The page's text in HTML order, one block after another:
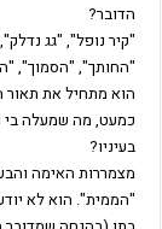
הדובר?
"קיר נופל", "גג
"החותך", "הסמוך",
הוא מתחיל את תאור
כמעט, מה שמעלה בי
בעיניו?
מצמררות האימה
"הממית". הוא לא